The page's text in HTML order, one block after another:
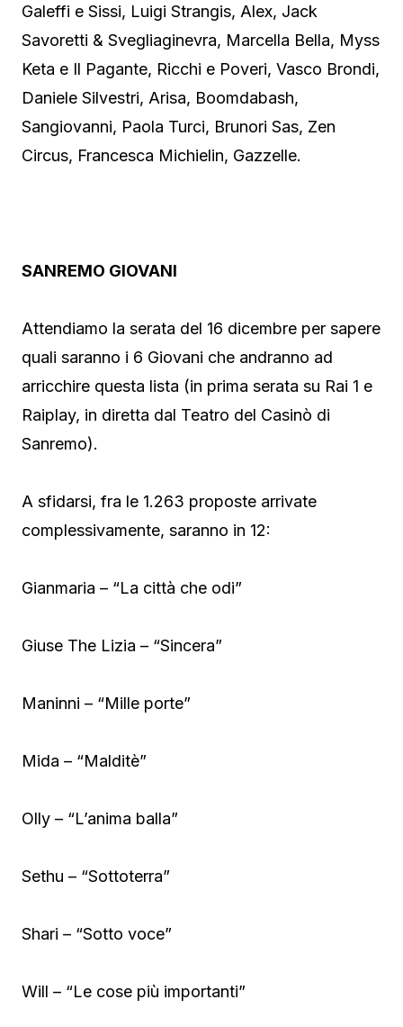
Galeffi e Sissi, Luigi Strangis, Alex, Jack
Savoretti & Svegliaginevra, Marcella Bella, Myss
Keta e Il Pagante, Ricchi e Poveri, Vasco Brondi,
Daniele Silvestri, Arisa, Boomdabash,
Sangiovanni, Paola Turci, Brunori Sas, Zen
Circus, Francesca Michielin, Gazzelle.
SANREMO GIOVANI
Attendiamo la serata del 16 dicembre per sapere
quali saranno i 6 Giovani che andranno ad
arricchire questa lista (in prima serata su Rai 1 e
Raiplay, in diretta dal Teatro del Casinò di
Sanremo).
A sfidarsi, fra le 1.263 proposte arrivate
complessivamente, saranno in 12:
Gianmaria – “La città che odi”
Giuse The Lizia – “Sincera”
Maninni – “Mille porte”
Mida – “Malditè”
Olly – “L’anima balla”
Sethu – “Sottoterra”
Shari – “Sotto voce”
Will – “Le cose più importanti”